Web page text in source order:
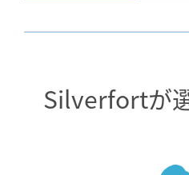
Silverfortが